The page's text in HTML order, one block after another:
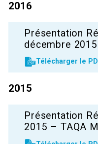
2016
Présentation
décembre
Télécharger le
2015
Présentation
2015 – TAQA